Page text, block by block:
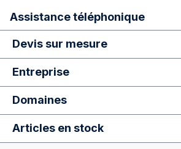
Assistance téléphonique
Devis sur mesure
Entreprise
Domaines
Articles en stock